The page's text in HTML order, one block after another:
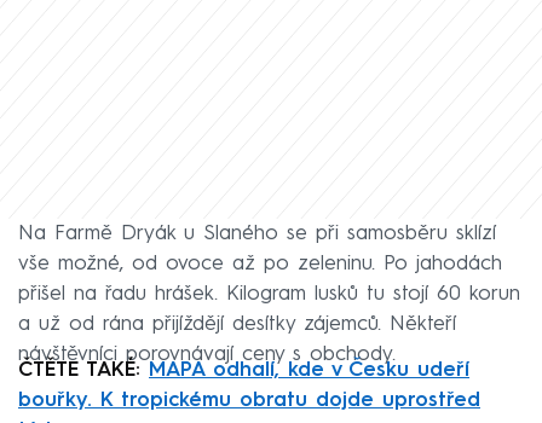
Na Farmě Dryák u Slaného se při samosběru sklízí
vše možné, od ovoce až po zeleninu. Po jahodách
přišel na řadu hrášek. Kilogram lusků tu stojí 60 korun
a už od rána přijíždějí desítky zájemců. Někteří
návštěvníci porovnávají ceny s obchody.
ČTĚTE TAKÉ:
MAPA odhalí, kde v Česku udeří
bouřky. K tropickému obratu dojde uprostřed